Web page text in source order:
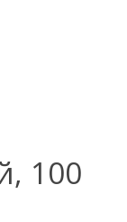
100